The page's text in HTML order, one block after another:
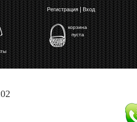
Регистрация Вход
корзина
пуста